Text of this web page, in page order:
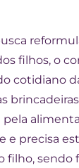
filhos, o
cotidiano
e precisa
filho, sendo